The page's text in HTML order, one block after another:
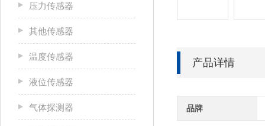
压力传感器
其他传感器
温度传感器
液位传感器
气体探测器
产品详情
品牌